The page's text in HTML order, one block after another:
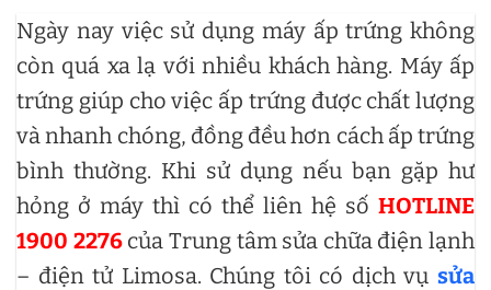
Ngày nay việc sử dụng máy ấp trứng không
còn quá xa lạ với nhiều khách hàng. Máy ấp
trứng giúp cho việc ấp trứng được chất lượng
và nhanh chóng, đồng đều hơn cách ấp trứng
bình thường. Khi sử dụng nếu bạn gặp hư
hỏng ở máy thì có thể liên hệ số HOTLINE
1900 2276của Trung tâm sửa chữa điện lạnh
– điện tử Limosa. Chúng tôi có dịch vụ sửa